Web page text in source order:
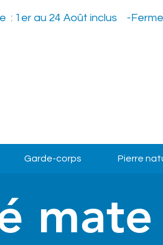
Garde-corps Pierre
mate